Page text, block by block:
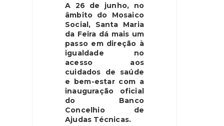
A 26 de junho, no
âmbito do Mosaico
Social, Santa Maria
da Feira dá mais um
passo em direção à
igualdade no
acesso aos
cuidados de saúde
e bem-estar com a
inauguração oficial
do Banco
Concelhio de
Ajudas Técnicas.